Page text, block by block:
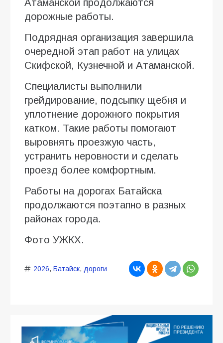
Атаманской продолжаются
дорожные работы.
Подрядная организация завершила
очередной этап работ на улицах
Скифской, Кузнечной и Атаманской.
Специалисты выполнили
грейдирование, подсыпку щебня и
уплотнение дорожного покрытия
катком. Такие работы помогают
выровнять проезжую часть,
устранить неровности и сделать
проезд более комфортным.
Работы на дорогах Батайска
продолжаются поэтапно в разных
районах города.
Фото УЖКХ.
2026, Батайск, дороги